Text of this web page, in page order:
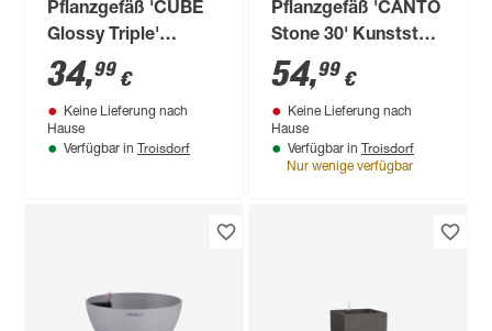
Pflanzgefäß 'CUBE
Glossy Triple'
Kunststoff anthrazit
hochglänzend 40 x
14 x 14 cm
34,99 €
Keine Lieferung nach
Hause
Verfügbar in Troisdorf
Pflanzgefäß 'CANTO
Stone 30' Kunststoff
graphitschwarz 30,8
x 30 x 30 cm
54,99 €
Keine Lieferung nach
Hause
Verfügbar in Troisdorf
Nur wenige verfügbar